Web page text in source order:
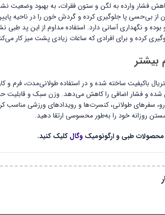
فشار وارده به لگن و ستون فقرات، به بهبود
از بی‌حسی پا جلوگیری کرده و گردش خون را در ناحیه
و نگهداری آسانی دارد. استفاده مداوم از این پد طبی
کرده و برای افرادی که ساعات زیادی پشت میز کار
بیشتر
باکیفیت ساخته شده و در استفاده طولانی‌مدت، فرم و
شده و فشار اضافی را کاهش می‌دهد. وزن سبک و قابلیت
سفرهای طولانی، کنسرت‌ها و رویدادهای ورزشی مناسب
روزانه خود را به‌طور محسوسی ارتقا دهید.
طبی و ارگونومیک وگالکلیک کنید.